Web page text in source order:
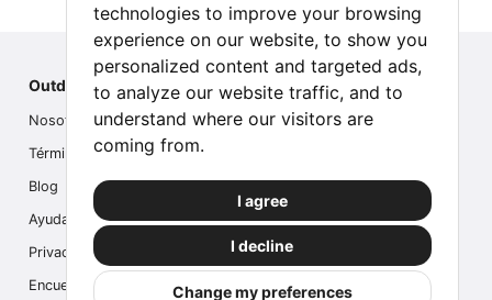
technologies to improve your browsing
experience on our website, to show you
personalized content and targeted ads,
to analyze our website traffic, and to
understand where our visitors are
coming from.
I agree
I decline
Change my preferences
Outdoor Index
Nosotros
Términos
Blog
Ayuda
Privacidad
Encuesta